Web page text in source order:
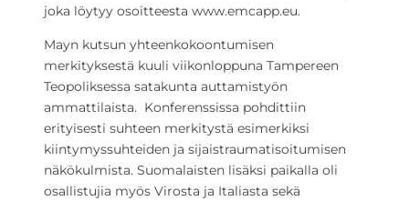
joka löytyy osoitteesta www.emcapp.eu.
Mayn kutsun yhteenkokoontumisen
merkityksestä kuuli viikonloppuna Tampereen
Teopoliksessa satakunta auttamistyön
ammattilaista. Konferenssissa pohdittiin
erityisesti suhteen merkitystä esimerkiksi
kiintymyssuhteiden ja sijaistraumatisoitumisen
näkökulmista. Suomalaisten lisäksi paikalla oli
osallistujia myös Virosta ja Italiasta sekä